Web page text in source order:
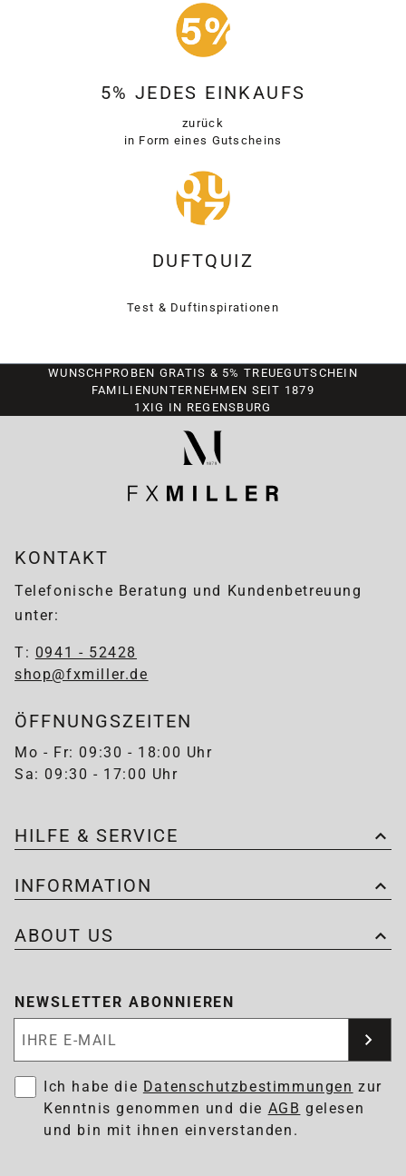
5% JEDES EINKAUFS
zurück
in Form eines Gutscheins
DUFTQUIZ
Test & Duftinspirationen
WUNSCHPROBEN GRATIS & 5% TREUEGUTSCHEIN
FAMILIENUNTERNEHMEN SEIT 1879
1XIG IN REGENSBURG
KONTAKT
Telefonische Beratung und Kundenbetreuung
unter:
T: 0941 - 52428
shop@fxmiller.de
ÖFFNUNGSZEITEN
Mo - Fr: 09:30 - 18:00 Uhr
Sa: 09:30 - 17:00 Uhr
HILFE & SERVICE
INFORMATION
ABOUT US
NEWSLETTER ABONNIEREN
Ich habe die Datenschutzbestimmungen zur
Kenntnis genommen und die AGB gelesen
und bin mit ihnen einverstanden.